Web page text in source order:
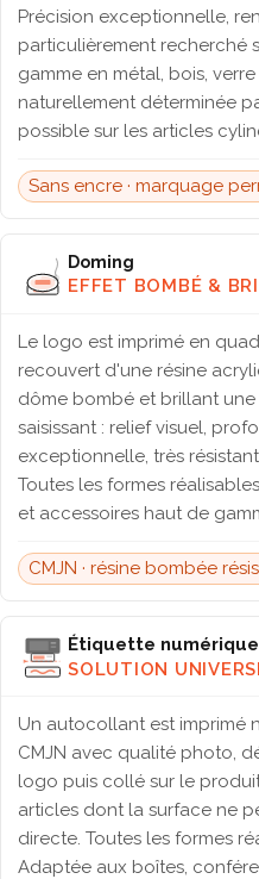
Précision exceptionnelle,
particulièrement recherché
gamme en métal, bois,
naturellement déterminée
possible sur les articles
Sans encre · marquage
Doming
EFFET BOMBÉ &
Le logo est imprimé en
recouvert d'une résine
dôme bombé et brillant
saisissant : relief visuel,
exceptionnelle, très
Toutes les formes
et accessoires haut de
CMJN · résine bombée
Étiquette numérique
SOLUTION
Un autocollant est imprimé
CMJN avec qualité photo,
logo puis collé sur le
articles dont la surface ne
directe. Toutes les formes
Adaptée aux boîtes,